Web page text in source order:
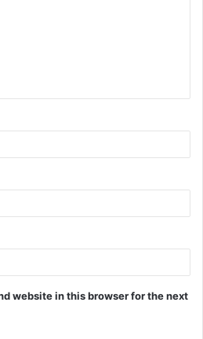
website in this browser for the next